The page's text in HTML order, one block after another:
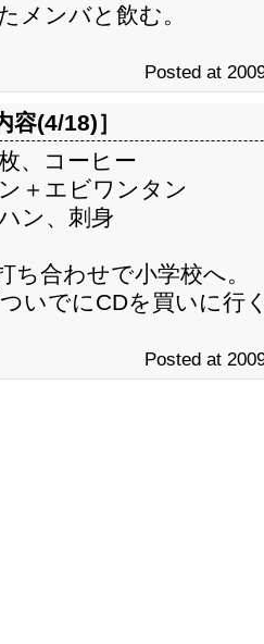
メンバと飲む。
Posted at
容(4/18)］
、コーヒー
＋エビワンタン
ン、刺身
ち合わせで小学校へ。
いでにCDを買いに行
Posted at